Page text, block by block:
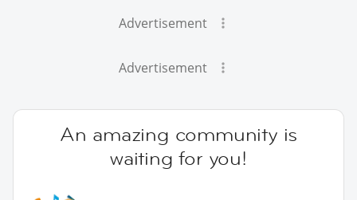
Advertisement
Advertisement
An amazing community is
waiting for you!